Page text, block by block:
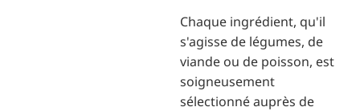
Chaque ingrédient, qu'il
s'agisse de légumes, de
viande ou de poisson, est
soigneusement
sélectionné auprès de